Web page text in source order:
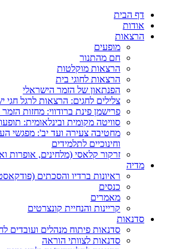
דף הבית
אודות
הרצאות
מופעים
חם מהתנור
הרצאות מוקלטות
הרצאות לחוגי בית
הפנתאון של הזמר הישראלי
צלילים לחגים: הרצאות לרגל חגי
פרישמן פינת ברודווי: מחזות
סוויטה מקומית ובינלאומית:
מחטיבה צעירה ועד יב': מפגשי
וחינוכיים לתלמידים
זרקור קלאסי (מלחינים, אופרות
מדיה
ראיונות ברדיו והסכתים
כנסים
מאמרים
קריינות והנחיית קונצרטים
סדנאות
סדנאות פיתוח מנהלים ועובדים
סדנאות לצוותי הוראה